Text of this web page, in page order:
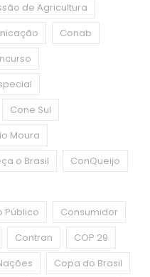
de Agricultura
Conab
Cone Sul
Moura
o Brasil
ConQueijo
Público
Consumidor
Contran
COP 29
Copa do Brasil